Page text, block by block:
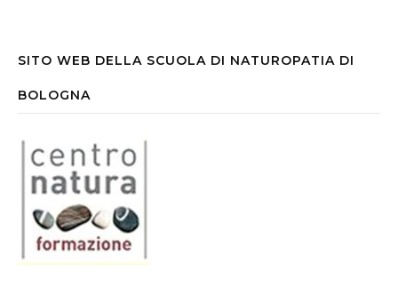
SITO WEB DELLA SCUOLA DI NATUROPATIA DI
BOLOGNA